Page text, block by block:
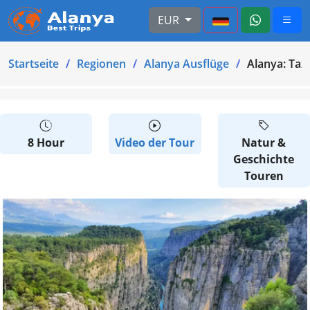
EUR
Startseite Regionen Alanya Ausflüge Alanya:
8 Hour Video der Tour
Natur &
Geschichte
Touren